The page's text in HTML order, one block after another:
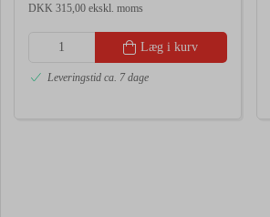
DKK 315,00 ekskl. moms
Læg i kurv
Leveringstid ca. 7 dage